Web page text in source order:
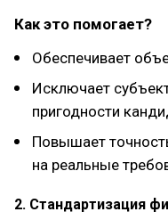
Как это помогает?
Обеспечивает
Исключает
пригодности
Повышает
на реальные
2. Стандартизация